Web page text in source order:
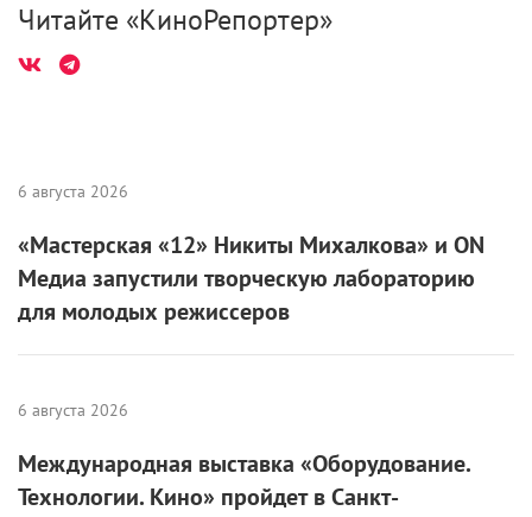
Читайте «КиноРепортер»